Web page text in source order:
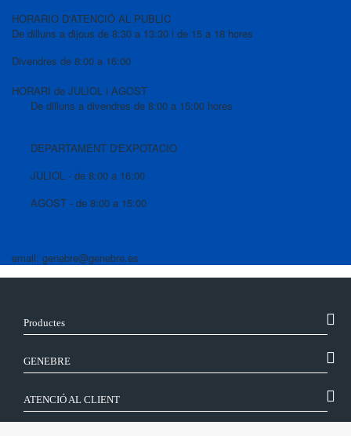
HORARIO D'ATENCIÓ AL PUBLIC
De dilluns a dijous de 8:30 a 13:30 i de 15 a 18 hores
Divendres de 8:00 a 16:00
HORARI de JULIOL i AGOST
De dilluns a divendres de 8:00 a 15:00 hores
DEPARTAMENT D'EXPOTACIO
JULIOL - de 8:00 a 16:00
AGOST - de 8:00 a 15:00
email: genebre@genebre.es
Productes
GENEBRE
ATENCIÓ AL CLIENT